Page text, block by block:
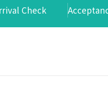
Check